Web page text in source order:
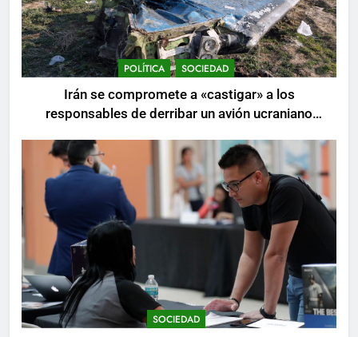
POLÍTICA SOCIEDAD
Irán se compromete a «castigar» a los
responsables de derribar un avión ucraniano
SOCIEDAD